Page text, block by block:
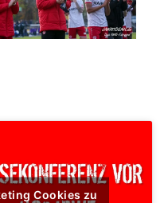
Cookies zu